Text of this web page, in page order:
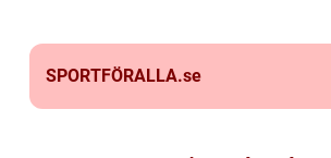
SPORTFÖRALLA.se